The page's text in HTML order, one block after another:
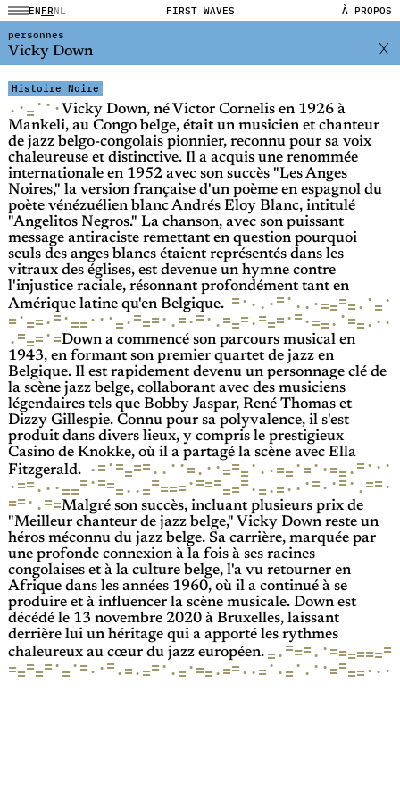
ENFRNL FIRST WAVES
À PROPOS
personnes
Vicky Down
Histoire Noire
· ·=· · · Vicky Down, né Victor Cornelis en 1926 à
Mankeli, au Congo belge, était un musicien et chanteur
de jazz belgo-congolais pionnier, reconnu pour sa voix
chaleureuse et distinctive. Il a acquis une renommée
internationale en 1952 avec son succès "Les Anges
Noires," la version française d'un poème en espagnol du
poète vénézuélien blanc Andrés Eloy Blanc, intitulé
"Angelitos Negros." La chanson, avec son puissant
message antiraciste remettant en question pourquoi
seuls des anges blancs étaient représentés dans les
vitraux des églises, est devenue un hymne contre
l'injustice raciale, résonnant profondément tant en
Amérique latine qu'en Belgique. =· · · ·=· · · ·====· ·=·
=·==·=·==· · ·=·===· ·=·=· ·===·===·=·==· ·==· · ·
·===·=Down a commencé son parcours musical en
1943, en formant son premier quartet de jazz en
Belgique. Il est rapidement devenu un personnage clé de
la scène jazz belge, collaborant avec des musiciens
légendaires tels que Bobby Jaspar, René Thomas et
Dizzy Gillespie. Connu pour sa polyvalence, il s'est
produit dans divers lieux, y compris le prestigieux
Casino de Knokke, où il a partagé la scène avec Ella
Fitzgerald.
·=·====· · · ·=· · ·===· · ·==·=· ·==·=· · ·
·==· · ·===·===· ·=====·======·=·=· · ·=· ·=· ·==·
==· ·==Malgré son succès, incluant plusieurs prix de
"Meilleur chanteur de jazz belge," Vicky Down reste un
héros méconnu du jazz belge. Sa carrière, marquée par
une profonde connexion à la fois à ses racines
congolaises et à la culture belge, l'a vu retourner en
Afrique dans les années 1960, où il a continué à se
produire et à influencer la scène musicale. Down est
décédé le 13 novembre 2020 à Bruxelles, laissant
derrière lui un héritage qui a apporté les rythmes
chaleureux au cœur du jazz européen. =·===· ·=======
=====·=·=· ·=·=·==··=·==·==· ·=··=· · · ·====· · ·